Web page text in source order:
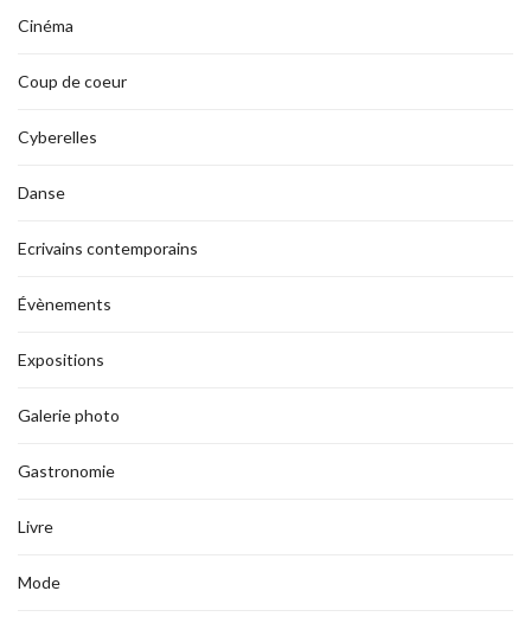
Cinéma
Coup de coeur
Cyberelles
Danse
Ecrivains contemporains
Évènements
Expositions
Galerie photo
Gastronomie
Livre
Mode